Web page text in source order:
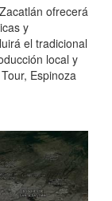
ofrecerá
y
el tradicional
local y
Espinoza